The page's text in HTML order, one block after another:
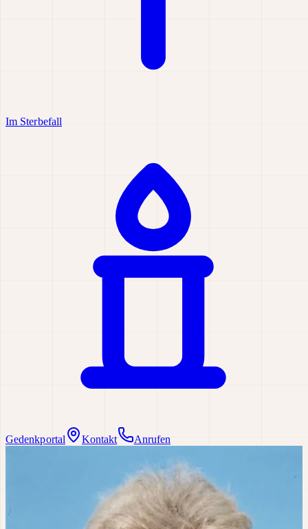
Im Sterbefall
Gedenkportal Kontakt Anrufen